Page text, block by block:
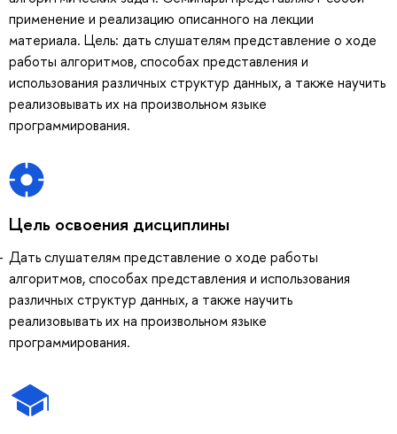
применение и реализацию описанного на лекции
материала. Цель: дать слушателям представление о ходе
работы алгоритмов, способах представления и
использования различных структур данных, а также научить
реализовывать их на произвольном языке
программирования.
Цель освоения дисциплины
Дать слушателям представление о ходе работы
алгоритмов, способах представления и использования
различных структур данных, а также научить
реализовывать их на произвольном языке
программирования.